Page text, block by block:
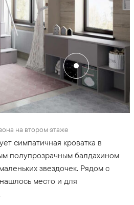
на втором этаже
симпатичная кроватка в
полупрозрачным балдахином
звездочек. Рядом с
место и для